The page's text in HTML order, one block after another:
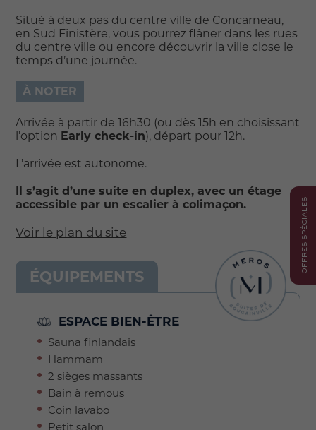
Situé à deux pas du centre ville de Concarneau,
en Sud Finistère, vous pourrez flâner dans les rues
du centre ville ou encore découvrir la ville close le
temps d’une journée.
À NOTER
Arrivée à partir de 16h30 (ou dès 15h en choisissant
l’option Early check-in), départ pour 12h.
L’arrivée est autonome.
Il s’agit d’une suite en duplex, avec un étage
accessible par un escalier à colimaçon.
Voir le plan du site
ÉQUIPEMENTS
ESPACE BIEN-ÊTRE
Sauna finlandais
Hammam
2 sièges massants
Bain à remous
Coin lavabo
Petit salon
OFFRES SPÉCIALES